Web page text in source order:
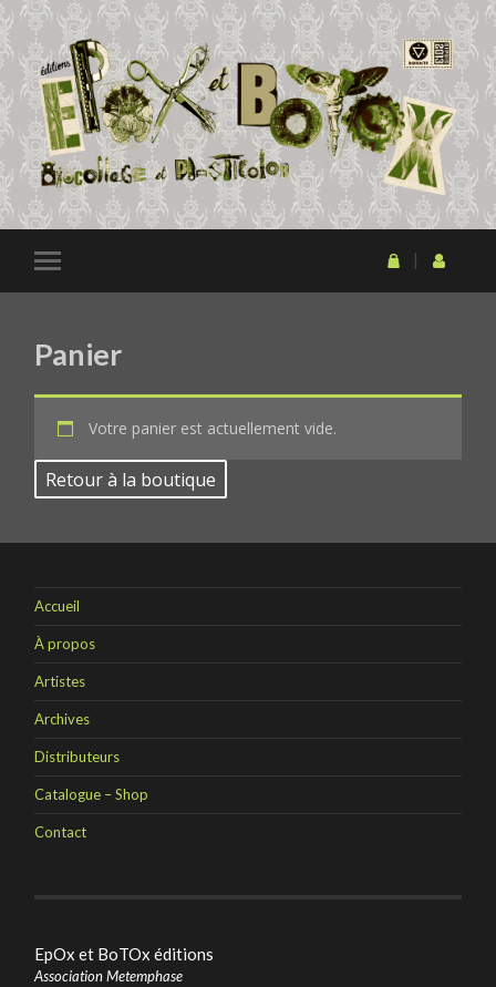
Panier
Votre panier est actuellement vide.
Retour à la boutique
Accueil
À propos
Artistes
Archives
Distributeurs
Catalogue – Shop
Contact
EpOx et BoTOx éditions
Association Metemphase